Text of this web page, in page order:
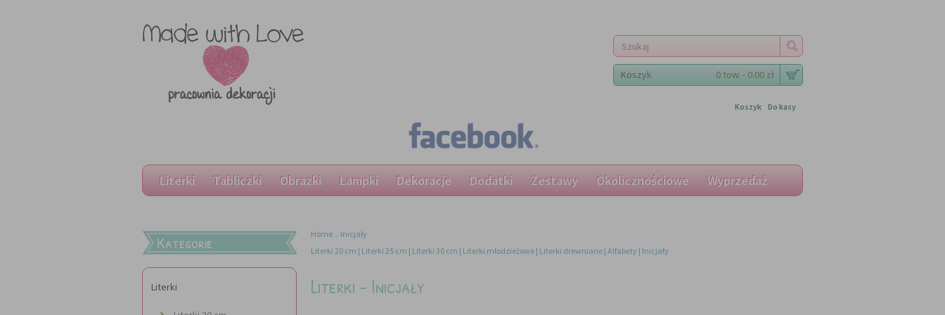
Koszyk 0 tow. - 0.00 zł
Koszyk Do kasy
Literki Tabliczki Obrazki Lampki Dekoracje Dodatki Zestawy Okolicznościowe Wyprzedaż
Kategorie
Literki
Home . Inicjały
Literki 20 cm Literki 25 cm Literki 30 cm Literki młodzieżowe Literki drewniane Alfabety Inicjały
Literki - Inicjały